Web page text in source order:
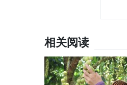
相关阅读